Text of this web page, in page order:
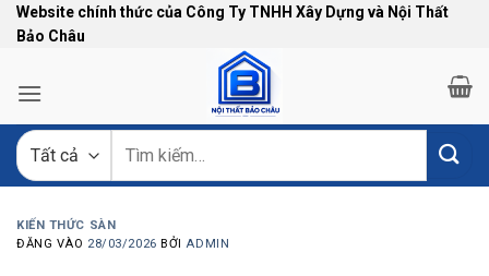
Bỏ
qua
dung
Website chính thức của Công Ty TNHH Xây Dựng và Nội Thất
Bảo Châu
kiếm:
KIẾN THỨC SÀN
ĐĂNG VÀO 28/03/2026 BỞIADMIN